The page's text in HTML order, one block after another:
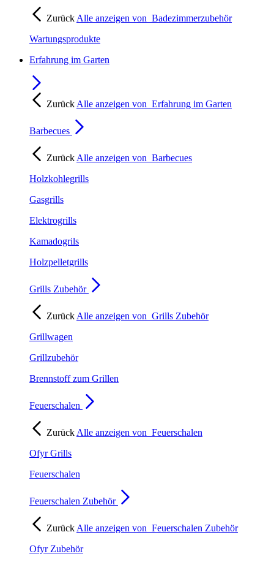
Zurück Alle anzeigen von Badezimmerzubehör
Wartungsprodukte
Erfahrung im Garten
Zurück Alle anzeigen von Erfahrung im Garten
Barbecues
Zurück Alle anzeigen von Barbecues
Holzkohlegrills
Gasgrills
Elektrogrills
Kamadogrils
Holzpelletgrills
Grills Zubehör
Zurück Alle anzeigen von Grills Zubehör
Grillwagen
Grillzubehör
Brennstoff zum Grillen
Feuerschalen
Zurück Alle anzeigen von Feuerschalen
Ofyr Grills
Feuerschalen
Feuerschalen Zubehör
Zurück Alle anzeigen von Feuerschalen Zubehör
Ofyr Zubehör